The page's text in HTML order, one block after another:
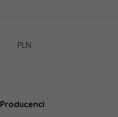
PLN
Producenci